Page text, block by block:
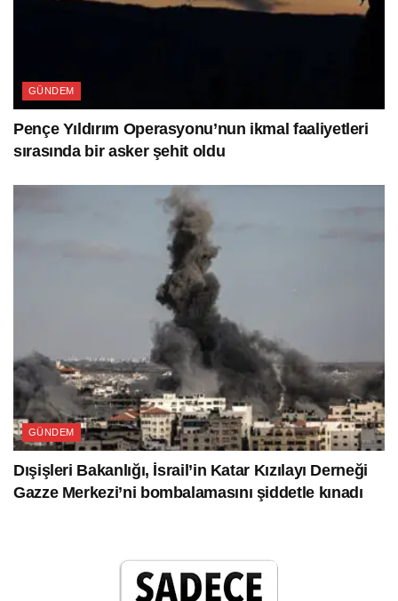
GÜNDEM
Pençe Yıldırım Operasyonu’nun ikmal faaliyetleri
sırasında bir asker şehit oldu
GÜNDEM
Dışişleri Bakanlığı, İsrail’in Katar Kızılayı Derneği
Gazze Merkezi’ni bombalamasını şiddetle kınadı